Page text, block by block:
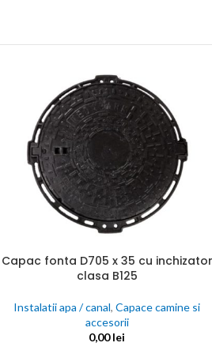
ADAUGĂ ÎN COȘ
Capac fonta D705 x 35 cu inchizator
clasa B125
Instalatii apa / canal, Capace camine si
accesorii
0,00lei